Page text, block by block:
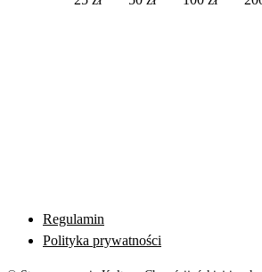
Regulamin
Polityka prywatności